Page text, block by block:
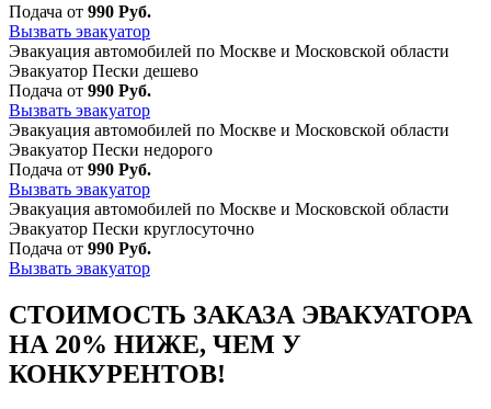
Подача от 990 Руб.
Вызвать эвакуатор
Эвакуация автомобилей по Москве и Московской области
Эвакуатор Пески дешево
Подача от 990 Руб.
Вызвать эвакуатор
Эвакуация автомобилей по Москве и Московской области
Эвакуатор Пески недорого
Подача от 990 Руб.
Вызвать эвакуатор
Эвакуация автомобилей по Москве и Московской области
Эвакуатор Пески круглосуточно
Подача от 990 Руб.
Вызвать эвакуатор
СТОИМОСТЬ ЗАКАЗА ЭВАКУАТОРА
НА 20% НИЖЕ, ЧЕМ У
КОНКУРЕНТОВ!